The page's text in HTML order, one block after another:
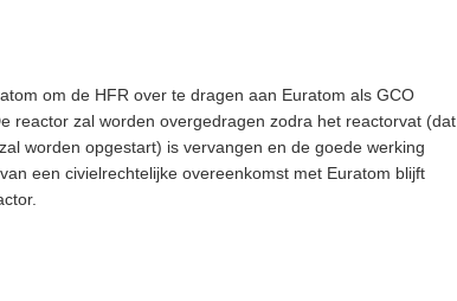
om de HFR over te dragen aan Euratom als GCO
reactor zal worden overgedragen zodra het reactorvat (dat
worden opgestart) is vervangen en de goede werking
een civielrechtelijke overeenkomst met Euratom blijft